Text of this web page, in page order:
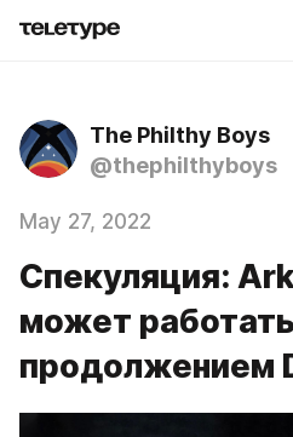
The Philthy Boys
@thephilthyboys
May 27, 2022
Спекуляция:
может
продолжением